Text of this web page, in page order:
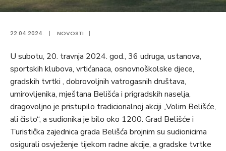
22.04.2024. | NOVOSTI |
U subotu, 20. travnja 2024. god., 36 udruga, ustanova,
sportskih klubova, vrtićanaca, osnovnoškolske djece,
gradskih tvrtki , dobrovoljnih vatrogasnih društava,
umirovljenika, mještana Belišća i prigradskih naselja,
dragovoljno je pristupilo tradicionalnoj akciji „Volim Belišće,
ali čisto“, a sudionika je bilo oko 1200. Grad Belišće i
Turistička zajednica grada Belišća brojnim su sudionicima
osigurali osvježenje tijekom radne akcije, a gradske tvrtke